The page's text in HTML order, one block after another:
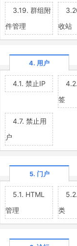
3.19. 群组附
件管理
收站
4. 用户
4.1. 禁止IP
签
4.7. 禁止用
户
5. 门户
5.1. HTML
管理
类